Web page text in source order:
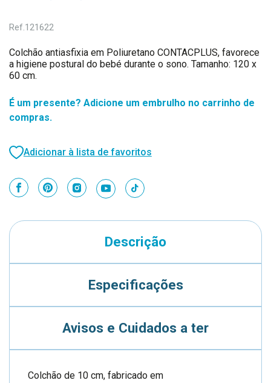
Ref.121622
Colchão antiasfixia em Poliuretano CONTACPLUS, favorece
a higiene postural do bebé durante o sono. Tamanho: 120 x
60 cm.
É um presente? Adicione um embrulho no carrinho de
compras.
Adicionar à lista de favoritos
Descrição
Especificações
Avisos e Cuidados a ter
Colchão de 10 cm, fabricado em